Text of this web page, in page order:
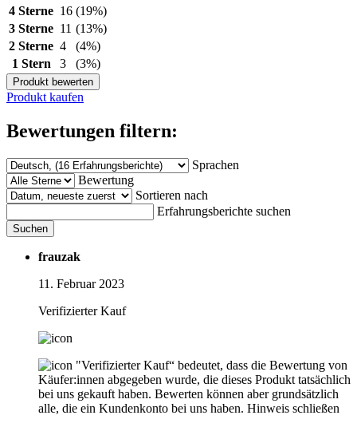
4 Sterne 16 (19%)
3 Sterne 11 (13%)
2 Sterne 4
(4%)
1 Stern
3 (3%)
Produkt bewerten
Produkt kaufen
Bewertungen filtern:
Sprachen
Bewertung
Sortieren nach
Erfahrungsberichte suchen
Suchen
frauzak
11. Februar 2023
Verifizierter Kauf
"Verifizierter Kauf“ bedeutet, dass die Bewertung von
Käufer:innen abgegeben wurde, die dieses Produkt tatsächlich
bei uns gekauft haben. Bewerten können aber grundsätzlich
alle, die ein Kundenkonto bei uns haben. Hinweis schließen